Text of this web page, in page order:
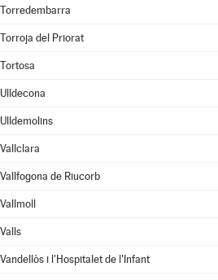
Torredembarra
Torroja del Priorat
Tortosa
Ulldecona
Ulldemolins
Vallclara
Vallfogona de Riucorb
Vallmoll
Valls
Vandellòs i l'Hospitalet de l'Infant